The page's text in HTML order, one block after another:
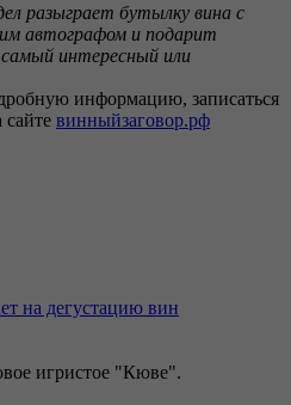
разыграет бутылку вина с
автографом и подарит
интересный или
информацию, записаться
винныйзаговор.рф
на дегустацию вин
игристое "Кюве".